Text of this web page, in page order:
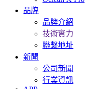
品牌
品牌介紹
技術實力
聯繫地址
新聞
公司新聞
行業資訊